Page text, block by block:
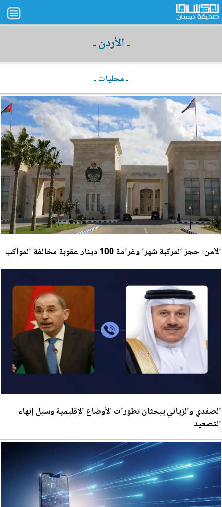
ـ الأردن ـ
ـ محليات ـ
الأمن: حجز المركبة شهرا وغرامة 100 دينار عقوبة مخالفة المواكب
الصفدي والزياني يبحثان تطورات الأوضاع الإقليمية وسبل إنهاء
التصعيد